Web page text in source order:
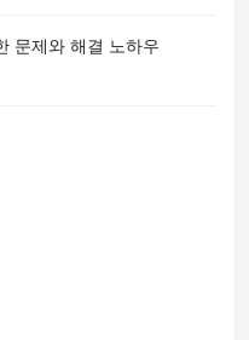
문제와 해결 노하우